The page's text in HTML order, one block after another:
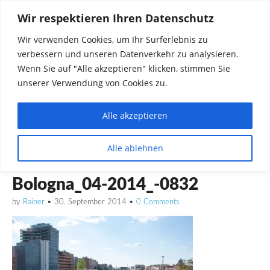
Wir respektieren Ihren Datenschutz
Wir verwenden Cookies, um Ihr Surferlebnis zu
verbessern und unseren Datenverkehr zu analysieren.
Wenn Sie auf "Alle akzeptieren" klicken, stimmen Sie
unserer Verwendung von Cookies zu.
Alle ablehnen
Alle akzeptieren
Rainer in Krawickel
Dinge die mich interessieren diskutieren
Bologna_04-2014_-0832
by Rainer • 30. September 2014 • 0 Comments